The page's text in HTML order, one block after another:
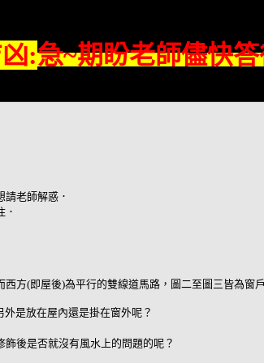
:急~期盼老師儘快
老師解惑．
方(即屋後)為平行的雙線道馬路，圖二至圖三皆為窗
是放在屋內還是掛在窗外呢？
後是否就沒有風水上的問題的呢？